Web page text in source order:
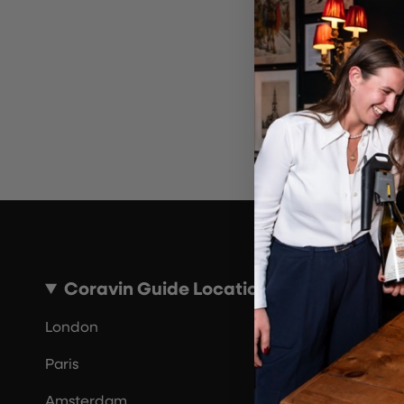
Por
Coravin Guide Locations
London
Paris
Amsterdam